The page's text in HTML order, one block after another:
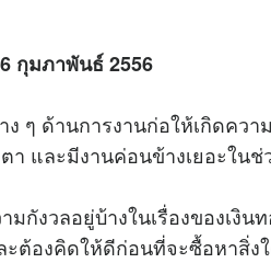
กุมภาพันธ์ 2556
ๆ ด้านการงานก่อให้เกิดควา
า และมีงานค่อนข้างเยอะใน
กังวลอยู่บ้างในเรื่องของเงิ
ต้องคิดให้ดีก่อนที่จะซื้อหาสิ่ง